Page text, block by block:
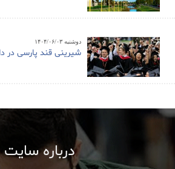
دوشنبه ۱۴۰۴/۰۶/۰۳
شیرینی قند پارسی در
درباره سایت